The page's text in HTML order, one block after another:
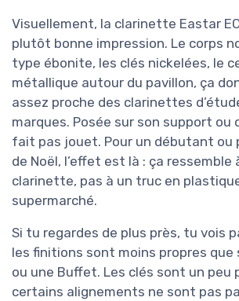
Visuellement, la clarinette Eastar
plutôt bonne impression. Le corps
type ébonite, les clés nickelées, le
métallique autour du pavillon, ça
assez proche des clarinettes
marques. Posée sur son support ou
fait pas jouet. Pour un débutant ou
de Noël, l’effet est là : ça ressemble
clarinette, pas à un truc en
supermarché.
Si tu regardes de plus près, tu vois
les finitions sont moins propres que
ou une Buffet. Les clés sont un peu
certains alignements ne sont pas